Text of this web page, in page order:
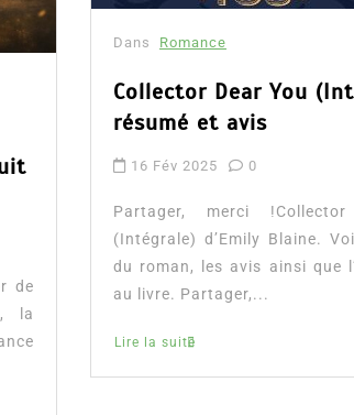
de
la
Dans Romance
Collector Dear You
résumé et avis
16 Fév 2025 0
Partager, merci
(Intégrale) d’Emily Blaine.
du roman, les avis ainsi que
au livre. Partager,...
Lire la suite